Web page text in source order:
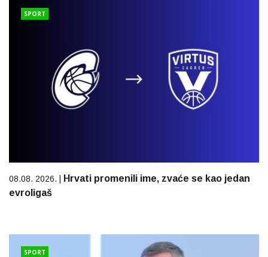
SPORT
08.08. 2026. |
Hrvati promenili ime, zvaće se kao jedan
evroligaš
SPORT